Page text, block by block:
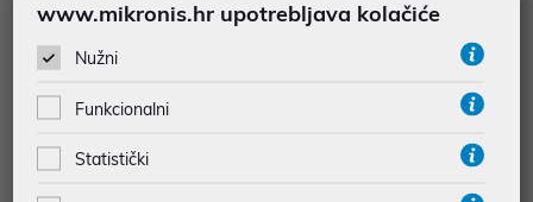
JAMSTVO 24 MJ.
www.mikronis.hr upotrebljava kolačiće
Nužni
Funkcionalni
Statistički